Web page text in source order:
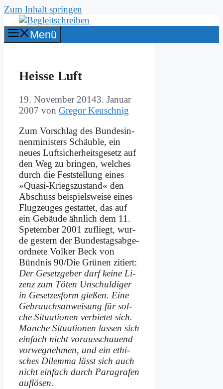
Zum Inhalt springen
Menü
Hei­sse Luft
19. November 20143. Januar
2007 von Gregor Keuschnig
Zum Vor­schlag des Bun­des­in­
nen­mi­ni­sters Schäub­le, ein
neu­es Luft­si­cher­heits­ge­setz auf
den Weg zu brin­gen, wel­ches
durch die Fest­stel­lung ei­nes
»Qua­si-Kriegs­zu­stand« den
Ab­schuss bei­spiels­wei­se ei­nes
Flug­zeu­ges ge­stat­tet, das auf
ein Ge­bäu­de ähn­lich dem 11.
Spe­tem­ber 2001 zu­fliegt, wur­
de ge­stern der Bun­des­tags­ab­ge­
ord­ne­te Vol­ker Beck von
Bünd­nis 90/Die Grü­nen zi­tiert:
Der Ge­setz­ge­ber darf kei­ne Li­
zenz zum Tö­ten Un­schul­di­ger
in Ge­set­zes­form gie­ßen. Ei­ne
Ge­brauchs­an­wei­sung für sol­
che Si­tua­tio­nen ver­bie­tet sich.
Man­che Si­tua­tio­nen las­sen sich
ein­fach nicht vor­aus­schau­end
vor­weg­neh­men, und ein ethi­
sches Di­lem­ma lässt sich auch
nicht ein­fach durch Pa­ra­gra­fen
auf­lö­sen.